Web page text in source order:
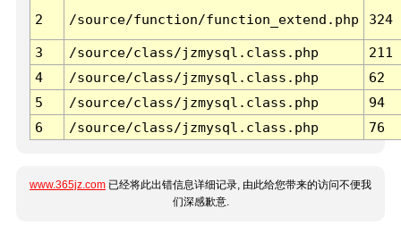
2 /source/function/function_extend.php 324
3 /source/class/jzmysql.class.php
211
4
/source/class/jzmysql.class.php
62
5
/source/class/jzmysql.class.php
94
6
/source/class/jzmysql.class.php 76
www.365jz.com 已经将此出错信息详细记录, 由此给您带来的访问不便我
们深感歉意.